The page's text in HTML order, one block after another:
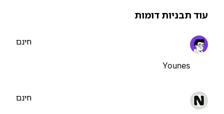
תבניות דומות
Younes